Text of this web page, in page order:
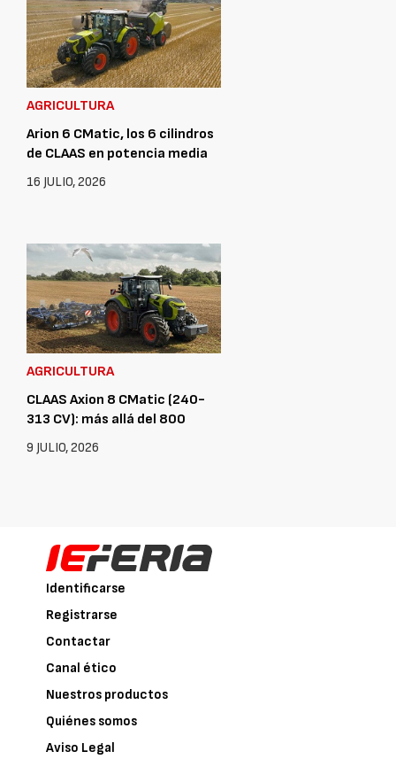
AGRICULTURA
Arion 6 CMatic, los 6 cilindros
de CLAAS en potencia media
16 JULIO, 2026
AGRICULTURA
CLAAS Axion 8 CMatic (240-
313 CV): más allá del 800
9 JULIO, 2026
Identificarse
Registrarse
Contactar
Canal ético
Nuestros productos
Quiénes somos
Aviso Legal